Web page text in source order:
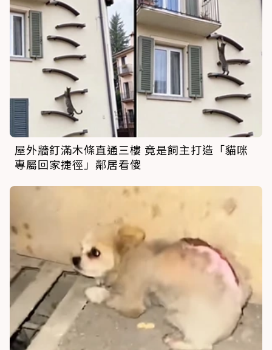
屋外牆釘滿木條直通三樓 竟是飼主打造「貓咪
專屬回家捷徑」鄰居看傻